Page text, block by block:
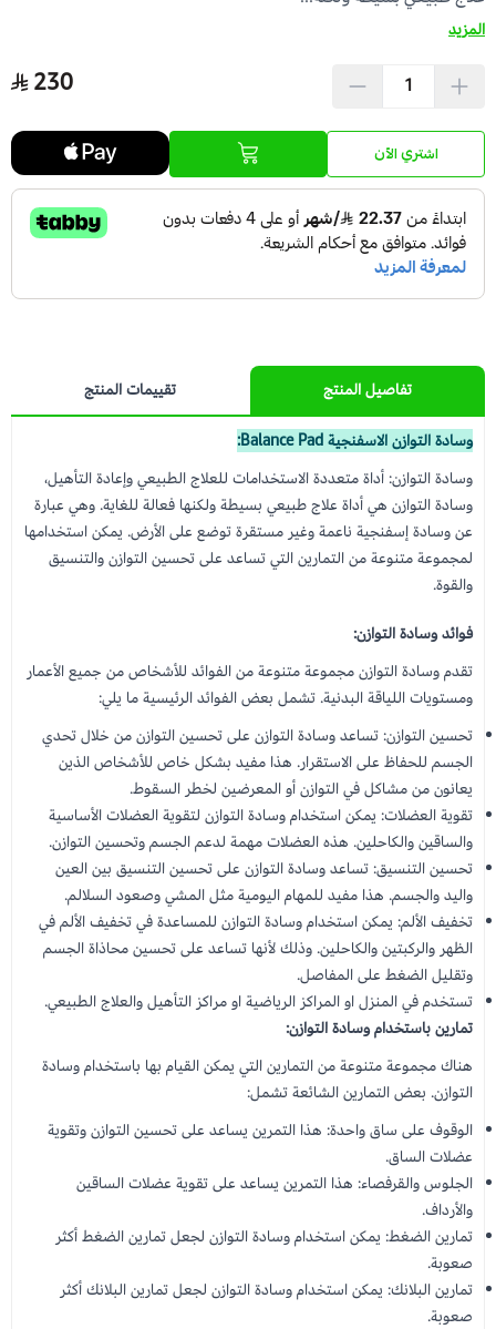
مستلزمات المكياج
Cement & Linear
Prevention& Oral Hygiene
X-ray
Students Training & Instruments
المزيد
230
اشتري الآن
تفاصيل المنتج تقييمات المنتج
وسادة التوازن الاسفنجية Balance Pad:
وسادة التوازن: أداة متعددة الاستخدامات للعلاج الطبيعي وإعادة التأهيل،
وسادة التوازن هي أداة علاج طبيعي بسيطة ولكنها فعالة للغاية. وهي عبارة
عن وسادة إسفنجية ناعمة وغير مستقرة توضع على الأرض. يمكن استخدامها
لمجموعة متنوعة من التمارين التي تساعد على تحسين التوازن والتنسيق
والقوة.
فوائد وسادة التوازن:
تقدم وسادة التوازن مجموعة متنوعة من الفوائد للأشخاص من جميع الأعمار
ومستويات اللياقة البدنية. تشمل بعض الفوائد الرئيسية ما يلي:
تحسين التوازن: تساعد وسادة التوازن على تحسين التوازن من خلال تحدي
الجسم للحفاظ على الاستقرار. هذا مفيد بشكل خاص للأشخاص الذين
يعانون من مشاكل في التوازن أو المعرضين لخطر السقوط.
تقوية العضلات: يمكن استخدام وسادة التوازن لتقوية العضلات الأساسية
والساقين والكاحلين. هذه العضلات مهمة لدعم الجسم وتحسين التوازن.
تحسين التنسيق: تساعد وسادة التوازن على تحسين التنسيق بين العين
واليد والجسم. هذا مفيد للمهام اليومية مثل المشي وصعود السلالم.
تخفيف الألم: يمكن استخدام وسادة التوازن للمساعدة في تخفيف الألم في
الظهر والركبتين والكاحلين. وذلك لأنها تساعد على تحسين محاذاة الجسم
وتقليل الضغط على المفاصل.
تستخدم في المنزل او المراكز الرياضية او مراكز التأهيل والعلاج الطبيعي.
تمارين باستخدام وسادة التوازن:
هناك مجموعة متنوعة من التمارين التي يمكن القيام بها باستخدام وسادة
التوازن. بعض التمارين الشائعة تشمل:
الوقوف على ساق واحدة: هذا التمرين يساعد على تحسين التوازن وتقوية
عضلات الساق.
الجلوس والقرفصاء: هذا التمرين يساعد على تقوية عضلات الساقين
والأرداف.
تمارين الضغط: يمكن استخدام وسادة التوازن لجعل تمارين الضغط أكثر
صعوبة.
تمارين البلانك: يمكن استخدام وسادة التوازن لجعل تمارين البلانك أكثر
صعوبة.